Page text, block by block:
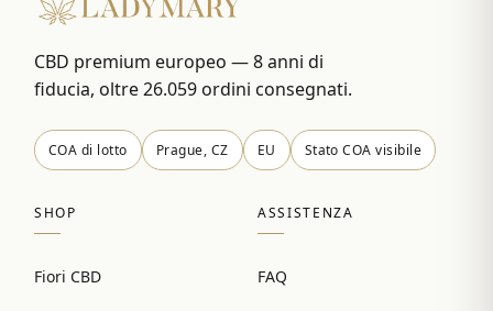
CBD premium europeo — 8 anni di
fiducia, oltre 26.059 ordini consegnati.
COA di lotto Prague, CZ EU Stato COA visibile
SHOP
Fiori CBD
ASSISTENZA
FAQ